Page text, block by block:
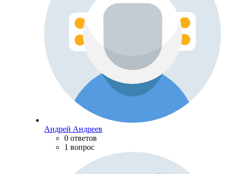
Андрей Андреев
0 ответов
1 вопрос